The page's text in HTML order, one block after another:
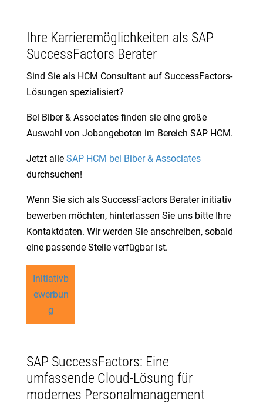
Ihre Karrieremöglichkeiten als SAP
SuccessFactors Berater
Sind Sie als HCM Consultant auf SuccessFactors-
Lösungen spezialisiert?
Bei Biber & Associates finden sie eine große
Auswahl von Jobangeboten im Bereich SAP HCM.
Jetzt alle SAP HCM bei Biber & Associates
durchsuchen!
Wenn Sie sich als SuccessFactors Berater initiativ
bewerben möchten, hinterlassen Sie uns bitte Ihre
Kontaktdaten. Wir werden Sie anschreiben, sobald
eine passende Stelle verfügbar ist.
Initiativb
ewerbun
g
SAP SuccessFactors: Eine
umfassende Cloud-Lösung für
modernes Personalmanagement